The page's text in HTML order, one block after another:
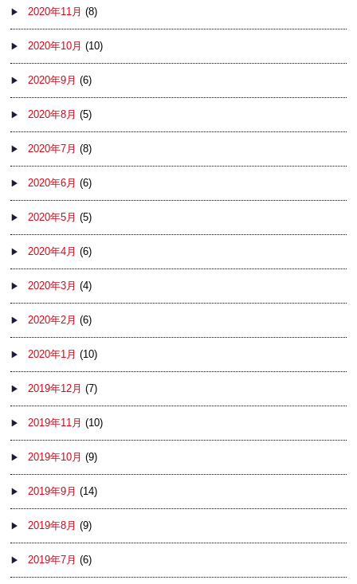
2020年11月 (8)
2020年10月 (10)
2020年9月 (6)
2020年8月 (5)
2020年7月 (8)
2020年6月 (6)
2020年5月 (5)
2020年4月 (6)
2020年3月 (4)
2020年2月 (6)
2020年1月 (10)
2019年12月 (7)
2019年11月 (10)
2019年10月 (9)
2019年9月 (14)
2019年8月 (9)
2019年7月 (6)